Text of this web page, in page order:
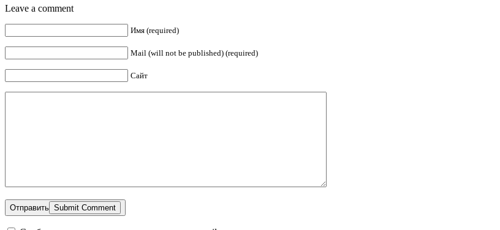
Leave a comment
Имя (required)
Mail (will not be published) (required)
Сайт
Отправить